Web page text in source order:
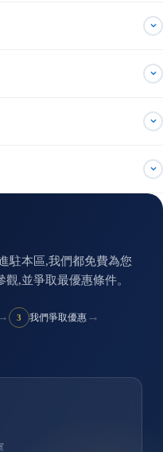
駐本區,我們都免費為您
,並爭取最優惠條件。
3 我們爭取優惠 →